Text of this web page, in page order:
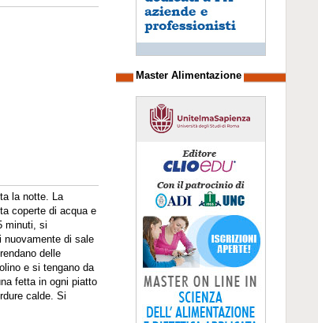
la notte. La
coperte di acqua e
minuti, si
nuovamente di sale
delle
e si tengano da
fetta in ogni piatto
calde. Si
Master Alimentazione